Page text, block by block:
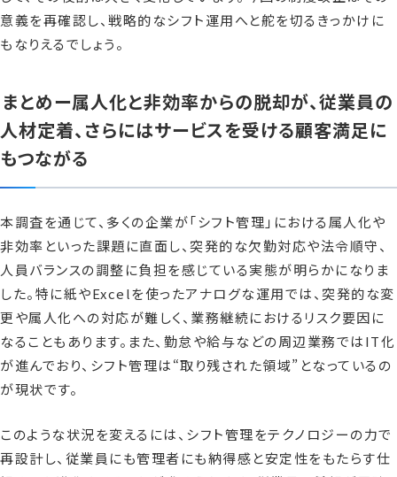
意義を再確認し、戦略的なシフト運用へと舵を切るきっかけに
もなりえるでしょう。
まとめー属人化と非効率からの脱却が、従業員の
人材定着、さらにはサービスを受ける顧客満足に
もつながる
本調査を通じて、多くの企業が「シフト管理」における属人化や
非効率といった課題に直面し、突発的な欠勤対応や法令順守、
人員バランスの調整に負担を感じている実態が明らかになりま
した。特に紙やExcelを使ったアナログな運用では、突発的な変
更や属人化への対応が難しく、業務継続におけるリスク要因に
なることもあります。また、勤怠や給与などの周辺業務ではIT化
が進んでおり、シフト管理は“取り残された領域”となっているの
が現状です。
このような状況を変えるには、シフト管理をテクノロジーの力で
再設計し、従業員にも管理者にも納得感と安定性をもたらす仕